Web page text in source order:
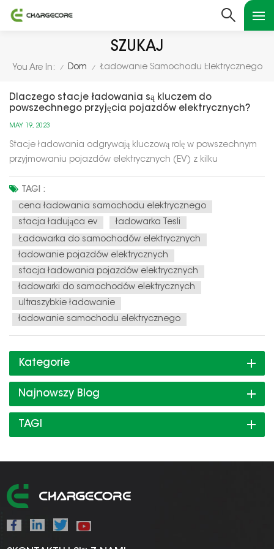
SZUKAJ
You Are In: / Dom / Ładowanie Samochodu Elektrycznego
Dlaczego stacje ładowania są kluczem do
powszechnego przyjęcia pojazdów elektrycznych?
MAY 19, 2023
Stacje ładowania odgrywają kluczową rolę w powszechnym
przyjmowaniu pojazdów elektrycznych (EV) z kilku
powszechnym przyjmowaniu pojazdów elektrycznych (EV) z
kilku powodów: Ograniczanie niepokoju związanego z
zasięgiem: Stacje ładujące zmniej...
TAGI :
cena ładowania samochodu elektrycznego
stacja ładująca ev
ładowarka Tesli
Ładowarka do samochodów elektrycznych
ładowanie pojazdów elektrycznych
stacja ładowania pojazdów elektrycznych
ładowarki do samochodów elektrycznych
ultraszybkie ładowanie
ładowanie samochodu elektrycznego
Kategorie
Najnowszy Blog
TAGI